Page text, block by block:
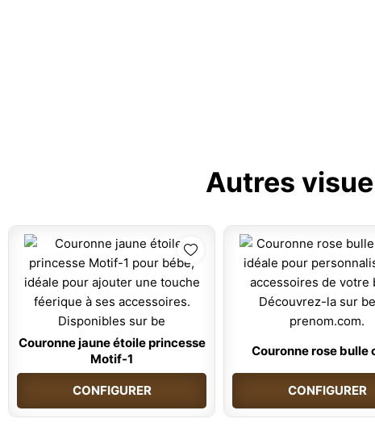
Autres
Couronne jaune étoile princesse
Motif-1
CONFIGURER
Couronne rose
CONFIGURER